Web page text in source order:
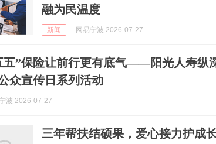
融为民温度
新闻 网易宁波 2026-07-27
五”保险让前行更有底气——阳光人寿纵
众宣传日系列活动
波 2026-07-27
三年帮扶结硕果，爱心接力护成长 富德生命人